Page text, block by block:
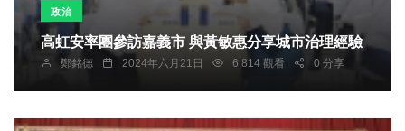
政治
高虹安率團參訪嘉義市 與黃敏惠分享城市治理經驗
鄭銘德 2024年六月21日 6,814 觀看 0 分享